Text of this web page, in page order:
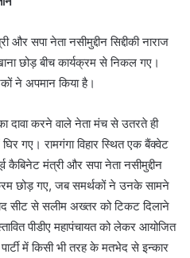
और सपा नेता नसीमुद्दीन सिद्दीकी नाराज
छोड़ बीच कार्यक्रम से निकल गए।
ने अपमान किया है।
दावा करने वाले नेता मंच से उतरते ही
गए। रामगंगा विहार स्थित एक बैंक्वेट
कैबिनेट मंत्री और सपा नेता नसीमुद्दीन
छोड़ गए, जब समर्थकों ने उनके सामने
सीट से सलीम अख्तर को टिकट दिलाने
पीडीए महापंचायत को लेकर आयोजित
में किसी भी तरह के मतभेद से इन्कार